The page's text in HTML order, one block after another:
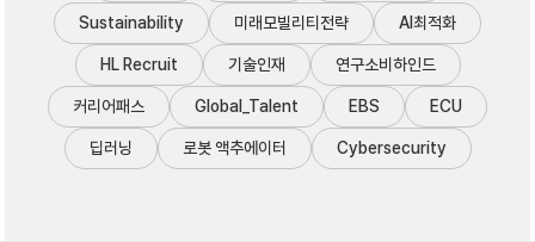
Sustainability 미래모빌리티전략 AI최적화
HL Recruit 기술인재 연구소비하인드
커리어패스 Global_Talent EBS ECU
딥러닝 로봇 액추에이터 Cybersecurity